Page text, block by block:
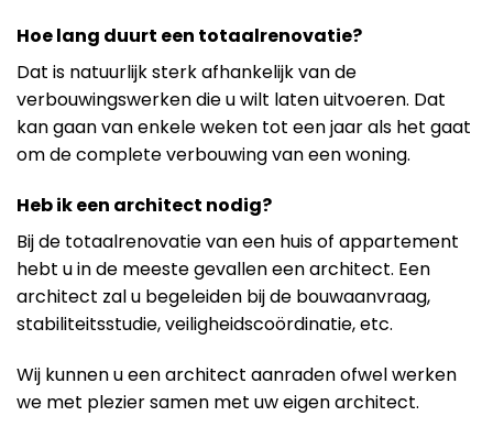
Hoe lang duurt een totaalrenovatie?
Dat is natuurlijk sterk afhankelijk van de
verbouwingswerken die u wilt laten uitvoeren. Dat
kan gaan van enkele weken tot een jaar als het gaat
om de complete verbouwing van een woning.
Heb ik een architect nodig?
Bij de totaalrenovatie van een huis of appartement
hebt u in de meeste gevallen een architect. Een
architect zal u begeleiden bij de bouwaanvraag,
stabiliteitsstudie, veiligheidscoördinatie, etc.
Wij kunnen u een architect aanraden ofwel werken
we met plezier samen met uw eigen architect.